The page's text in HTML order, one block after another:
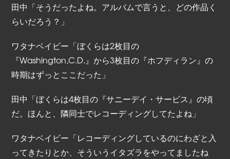
田中「そうだったよね。アルバムで言うと、どの作品く
らいだろう？」
ワタナベイビー「ぼくらは2枚目の
『Washington,C.D.』から3枚目の『ホフディラン』の
時期はずっとここだった」
田中「ぼくらは4枚目の『サニーデイ・サービス』の頃
だ。ほんと、隣同士でレコーディングしてたよね」
ワタナベイビー「レコーディングしているのにわざと入
ってきたりとか、そういうイタズラをやってましたね